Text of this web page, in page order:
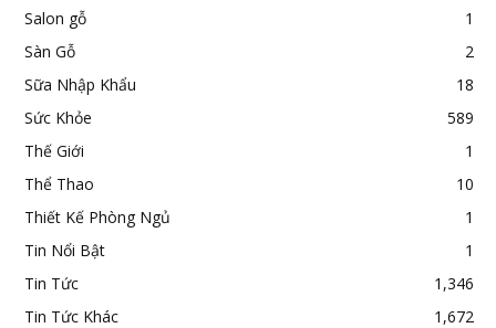
Salon gỗ
1
Sàn Gỗ
2
Sữa Nhập Khẩu
18
Sức Khỏe
589
Thế Giới
1
Thể Thao
10
Thiết Kế Phòng Ngủ
1
Tin Nổi Bật
1
Tin Tức
1,346
Tin Tức Khác
1,672